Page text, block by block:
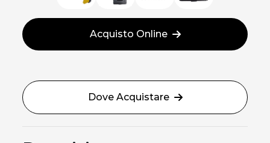
Acquisto Online
Dove Acquistare